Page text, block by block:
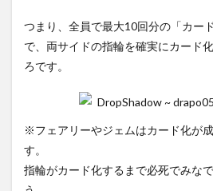
つまり、全員で最大10回分の「カー
で、両サイドの指輪を確実にカード
ろです。
※フェアリーやジェムはカード化が
す。
指輪がカード化するまで必死でみな